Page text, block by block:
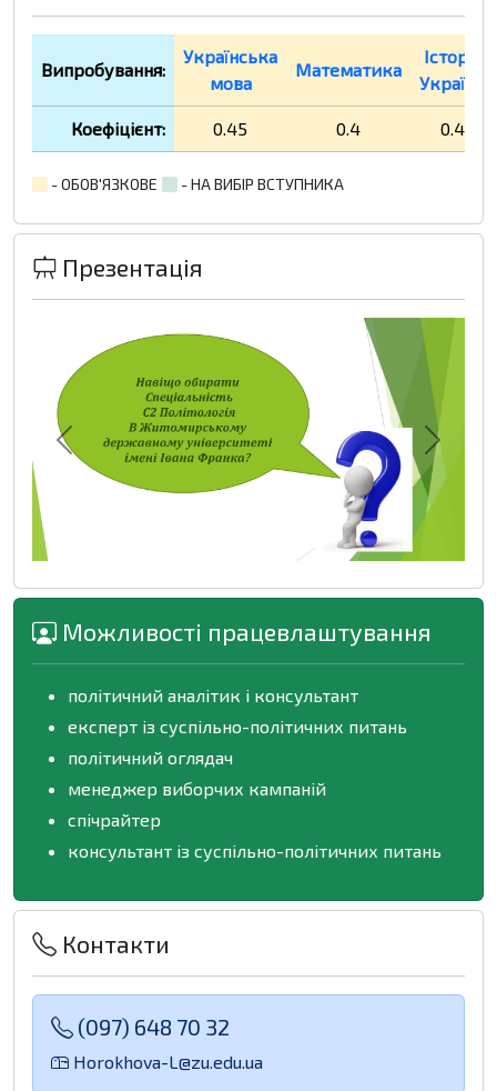
Випробування:
Українська
мова
Математика
Історія
України
Коефіцієнт: 0.45 0.4 0.4
- ОБОВ'ЯЗКОВЕ - НА ВИБІР ВСТУПНИКА
Презентація
Previous Next
Можливості працевлаштування
політичний аналітик і консультант
експерт із суспільно-політичних питань
політичний оглядач
менеджер виборчих кампаній
спічрайтер
консультант із суспільно-політичних питань
Контакти
(097) 648 70 32
Horokhova-L@zu.edu.ua